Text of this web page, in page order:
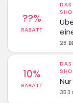
??%
RABATT
DAS
28
10%
RABATT
DAS
353